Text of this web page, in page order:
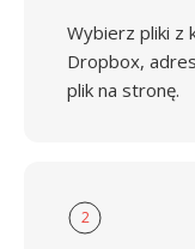
Wybierz pliki z
Dropbox,
plik na stronę.
2